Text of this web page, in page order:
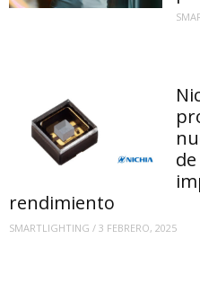
rendimiento
SMARTLIGHTING / 3 FEBRERO, 2025